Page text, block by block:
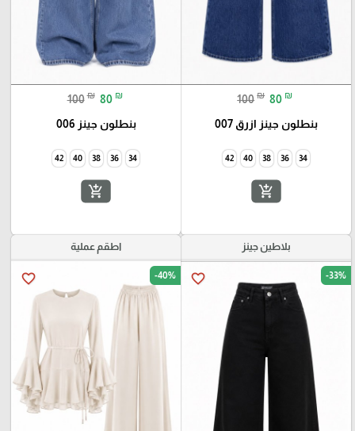
100 ₪ 80 ₪
بنطلون جينز ازرق 007
34
36
38
40
42
add_shopping_cart
100 ₪ 80 ₪
بنطلون جينز 006
add_shopping_cart
بلاطين جينز
favorite_border -33%
اطقم عملية
favorite_border -40%